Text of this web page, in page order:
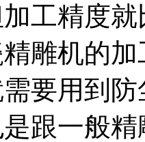
工精度
雕机的
要用到
跟一般